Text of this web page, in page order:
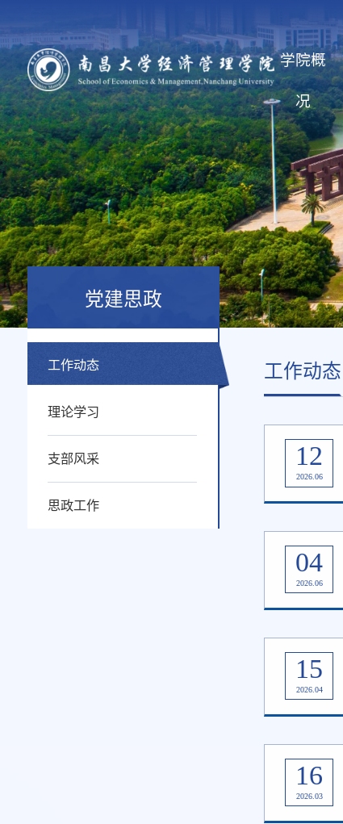
学院概
况
党建思政
工作动态
理论学习
支部风采
思政工作
工作动态
12
2026.06
04
2026.06
15
2026.04
16
2026.03